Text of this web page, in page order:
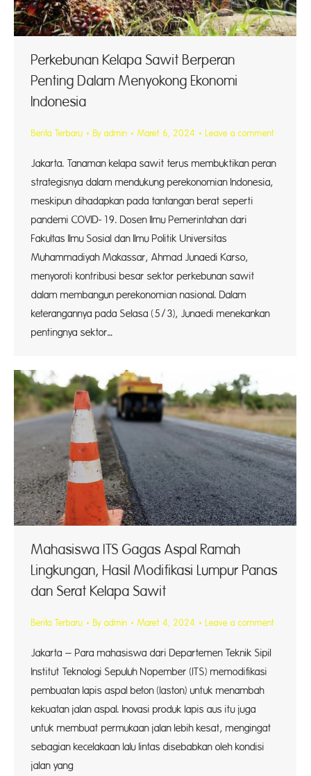
Perkebunan Kelapa Sawit Berperan
Penting Dalam Menyokong Ekonomi
Indonesia
Berita Terbaru By admin Maret 6, 2024 Leave a comment
Jakarta. Tanaman kelapa sawit terus membuktikan peran
strategisnya dalam mendukung perekonomian Indonesia,
meskipun dihadapkan pada tantangan berat seperti
pandemi COVID-19. Dosen Ilmu Pemerintahan dari
Fakultas Ilmu Sosial dan Ilmu Politik Universitas
Muhammadiyah Makassar, Ahmad Junaedi Karso,
menyoroti kontribusi besar sektor perkebunan sawit
dalam membangun perekonomian nasional. Dalam
keterangannya pada Selasa (5/3), Junaedi menekankan
pentingnya sektor…
Mahasiswa ITS Gagas Aspal Ramah
Lingkungan, Hasil Modifikasi Lumpur Panas
dan Serat Kelapa Sawit
Berita Terbaru By admin Maret 4, 2024 Leave a comment
Jakarta – Para mahasiswa dari Departemen Teknik Sipil
Institut Teknologi Sepuluh Nopember (ITS) memodifikasi
pembuatan lapis aspal beton (laston) untuk menambah
kekuatan jalan aspal. Inovasi produk lapis aus itu juga
untuk membuat permukaan jalan lebih kesat, mengingat
sebagian kecelakaan lalu lintas disebabkan oleh kondisi
jalan yang